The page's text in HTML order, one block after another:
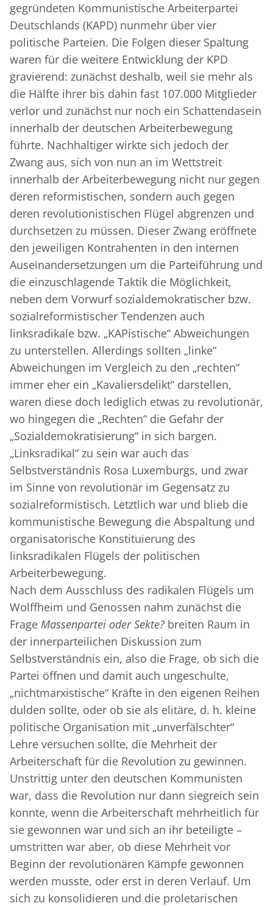
gegründeten Kommunistische Arbeiterpartei
Deutschlands (KAPD) nunmehr über vier
politische Parteien. Die Folgen dieser Spaltung
waren für die weitere Entwicklung der KPD
gravierend: zunächst deshalb, weil sie mehr als
die Hälfte ihrer bis dahin fast 107.000 Mitglieder
verlor und zunächst nur noch ein Schattendasein
innerhalb der deutschen Arbeiterbewegung
führte. Nachhaltiger wirkte sich jedoch der
Zwang aus, sich von nun an im Wettstreit
innerhalb der Arbeiterbewegung nicht nur gegen
deren reformistischen, sondern auch gegen
deren revolutionistischen Flügel abgrenzen und
durchsetzen zu müssen. Dieser Zwang eröffnete
den jeweiligen Kontrahenten in den internen
Auseinandersetzungen um die Parteiführung und
die einzuschlagende Taktik die Möglichkeit,
neben dem Vorwurf sozialdemokratischer bzw.
sozialreformistischer Tendenzen auch
linksradikale bzw. „KAPistische“ Abweichungen
zu unterstellen. Allerdings sollten „linke“
Abweichungen im Vergleich zu den „rechten“
immer eher ein „Kavaliersdelikt“ darstellen,
waren diese doch lediglich etwas zu revolutionär,
wo hingegen die „Rechten“ die Gefahr der
„Sozialdemokratisierung“ in sich bargen.
„Linksradikal“ zu sein war auch das
Selbstverständnis Rosa Luxemburgs, und zwar
im Sinne von revolutionär im Gegensatz zu
sozialreformistisch. Letztlich war und blieb die
kommunistische Bewegung die Abspaltung und
organisatorische Konstituierung des
linksradikalen Flügels der politischen
Arbeiterbewegung.
Nach dem Ausschluss des radikalen Flügels um
Wolffheim und Genossen nahm zunächst die
Frage Massenpartei oder Sekte? breiten Raum in
der innerparteilichen Diskussion zum
Selbstverständnis ein, also die Frage, ob sich die
Partei öffnen und damit auch ungeschulte,
„nichtmarxistische“ Kräfte in den eigenen Reihen
dulden sollte, oder ob sie als elitäre, d. h. kleine
politische Organisation mit „unverfälschter“
Lehre versuchen sollte, die Mehrheit der
Arbeiterschaft für die Revolution zu gewinnen.
Unstrittig unter den deutschen Kommunisten
war, dass die Revolution nur dann siegreich sein
konnte, wenn die Arbeiterschaft mehrheitlich für
sie gewonnen war und sich an ihr beteiligte –
umstritten war aber, ob diese Mehrheit vor
Beginn der revolutionären Kämpfe gewonnen
werden musste, oder erst in deren Verlauf. Um
sich zu konsolidieren und die proletarischen